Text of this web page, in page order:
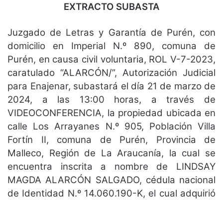
EXTRACTO SUBASTA
Juzgado de Letras y Garantía de Purén, con
domicilio en Imperial N.º 890, comuna de
Purén, en causa civil voluntaria, ROL V-7-2023,
caratulado “ALARCÓN/”, Autorización Judicial
para Enajenar, subastará el día 21 de marzo de
2024, a las 13:00 horas, a través de
VIDEOCONFERENCIA, la propiedad ubicada en
calle Los Arrayanes N.º 905, Población Villa
Fortín II, comuna de Purén, Provincia de
Malleco, Región de La Araucanía, la cual se
encuentra inscrita a nombre de LINDSAY
MAGDA ALARCÓN SALGADO, cédula nacional
de Identidad N.º 14.060.190-K, el cual adquirió